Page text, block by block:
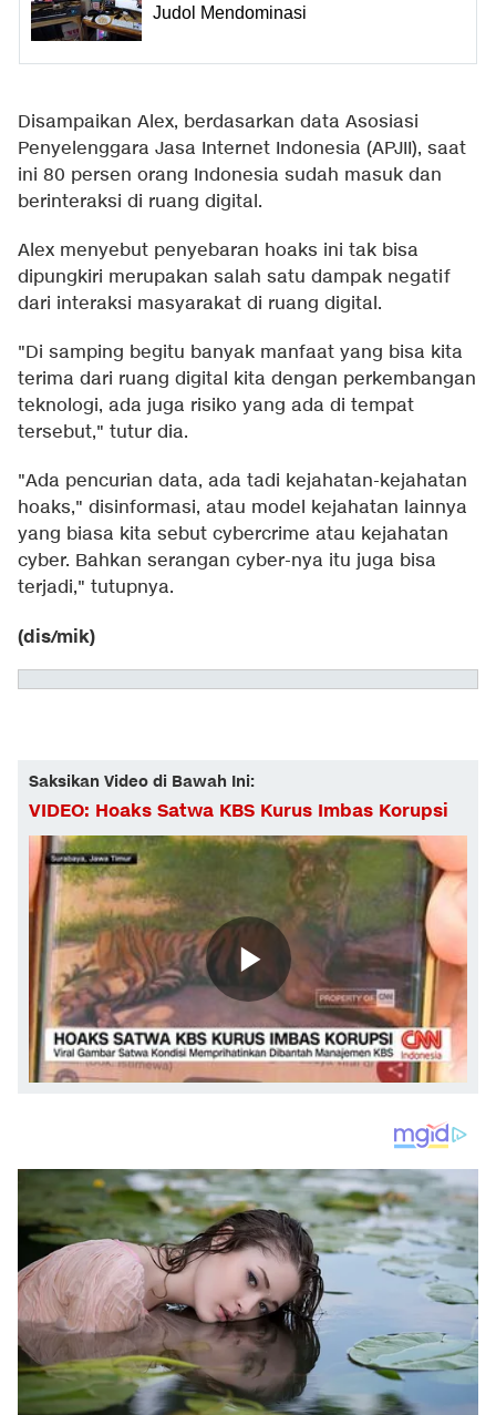
Judol Mendominasi
Disampaikan Alex, berdasarkan data Asosiasi
Penyelenggara Jasa Internet Indonesia (APJII), saat
ini 80 persen orang Indonesia sudah masuk dan
berinteraksi di ruang digital.
Alex menyebut penyebaran hoaks ini tak bisa
dipungkiri merupakan salah satu dampak negatif
dari interaksi masyarakat di ruang digital.
"Di samping begitu banyak manfaat yang bisa kita
terima dari ruang digital kita dengan perkembangan
teknologi, ada juga risiko yang ada di tempat
tersebut," tutur dia.
"Ada pencurian data, ada tadi kejahatan-kejahatan
hoaks," disinformasi, atau model kejahatan lainnya
yang biasa kita sebut cybercrime atau kejahatan
cyber. Bahkan serangan cyber-nya itu juga bisa
terjadi," tutupnya.
(dis/mik)
Saksikan Video di Bawah Ini:
VIDEO: Hoaks Satwa KBS Kurus Imbas Korupsi